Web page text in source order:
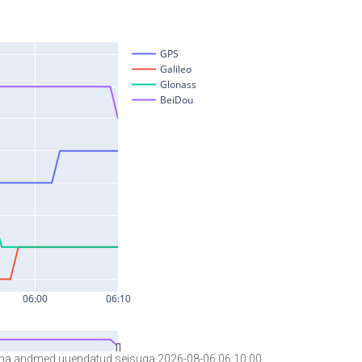
andmed uuendatud seisuga 2026-08-06 06:10:00